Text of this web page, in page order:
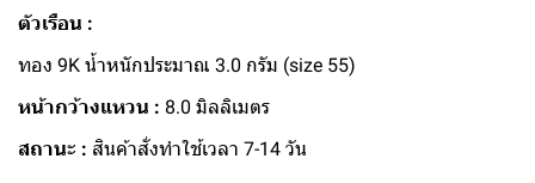
ตัวเรือน :
ทอง 9K น้ำหนักประมาณ 3.0 กรัม (size 55)
หน้ากว้างแหวน : 8.0 มิลลิเมตร
สถานะ : สินค้าสั่งทำใช้เวลา 7-14 วัน